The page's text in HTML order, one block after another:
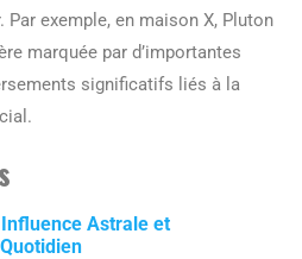
exemple, en maison X, Pluton
marquée par d’importantes
significatifs liés à la
Astrale et